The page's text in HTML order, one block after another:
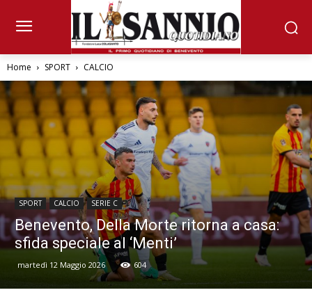
Home SPORT CALCIO
SPORT CALCIO SERIE C
Benevento, Della Morte ritorna a casa:
sfida speciale al ‘Menti’
martedì 12 Maggio 2026 604